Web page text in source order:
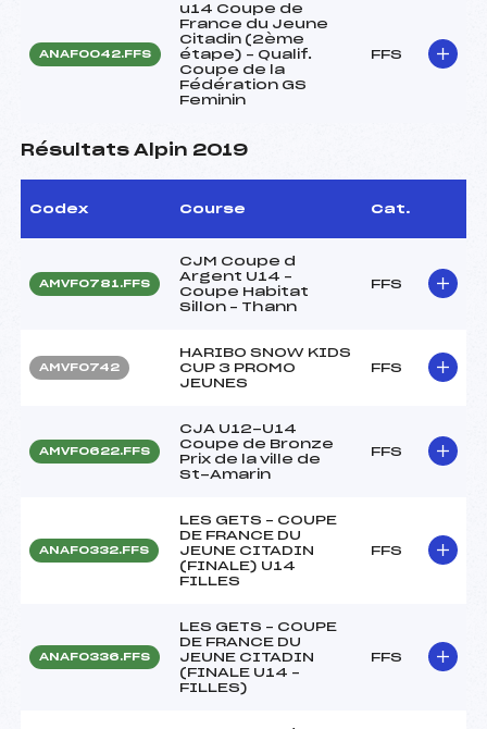
ANAF0042.FFS
u14 Coupe de
France du Jeune
Citadin (2ème
étape) – Qualif.
Coupe de la
Fédération GS
Feminin
FFS
Résultats Alpin 2019
Codex Course Cat.
AMVF0781.FFS
CJM Coupe d
Argent U14 –
Coupe Habitat
Sillon – Thann
FFS
AMVF0742
HARIBO SNOW KIDS
CUP 3 PROMO
JEUNES
FFS
AMVF0622.FFS
CJA U12-U14
Coupe de Bronze
Prix de la ville de
St-Amarin
FFS
ANAF0332.FFS
LES GETS – COUPE
DE FRANCE DU
JEUNE CITADIN
(FINALE) U14
FILLES
FFS
ANAF0336.FFS
LES GETS – COUPE
DE FRANCE DU
JEUNE CITADIN
(FINALE U14 –
FILLES)
FFS